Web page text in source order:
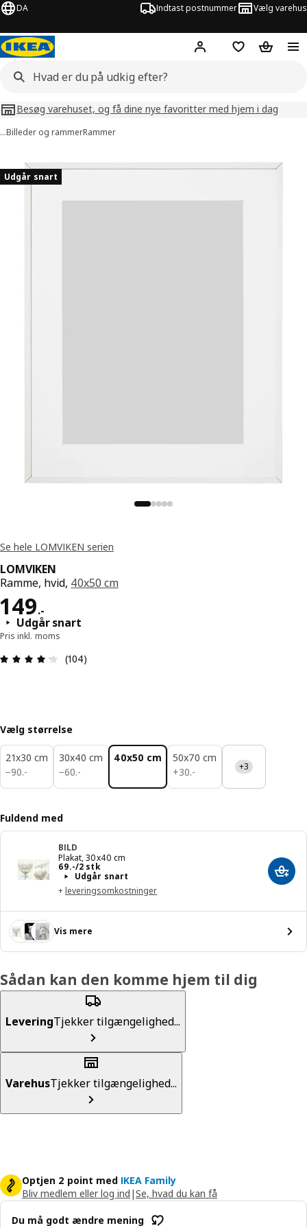
DA Indtast postnummer Vælg varehus
Hej! Log ind her
Huskeliste
Kurv
Besøg varehuset, og få dine nye favoritter med hjem i dag
…Billeder og rammerRammer
af LOMVIKEN
over
Udgår snart
Se hele LOMVIKEN serien
LOMVIKEN
Ramme, hvid, 40x50 cm
149.-
Pris 149.-
Udgår snart
Pris inkl. moms
Anmeldelse: 4.2 Ud af 5 Stjerner. Anmeldelser i
(104)
Vælg størrelse
21x30 cm
−90.-
90.-
30x40 cm
−60.-
60.-
40x50 cm
50x70 cm
+30.-
30.- +3
Fuldend med
BILD
Plakat, 30x40 cm
69.-/2 stk
Pris 69.-/2 stk
Udgår snart
+leveringsomkostninger
Læg i
Vis mere
Sådan kan den komme hjem til dig
LeveringTjekker tilgængelighed...
VarehusTjekker tilgængelighed...
Optjen 2 point med IKEA Family
Bliv medlem eller log ind |Se, hvad du kan få
Du må godt ændre mening